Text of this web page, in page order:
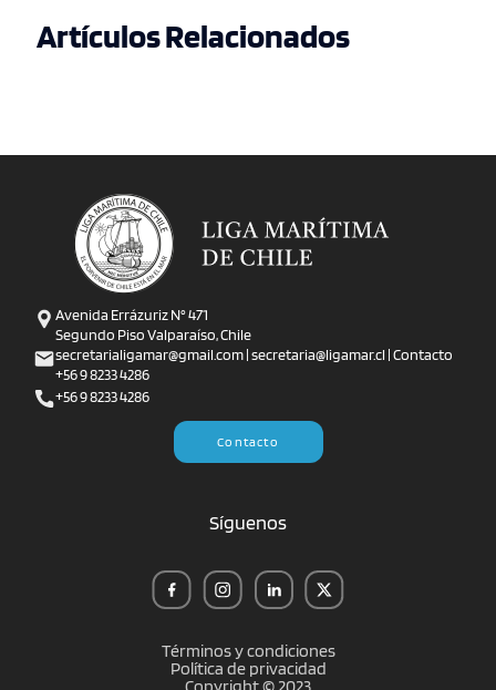
Artículos Relacionados
Avenida Errázuriz N° 471
Segundo Piso Valparaíso, Chile
secretarialigamar@gmail.com | secretaria@ligamar.cl | Contacto
+56 9 8233 4286
+56 9 8233 4286
Contacto
Síguenos
Términos y condiciones
Política de privacidad
Copyright © 2023